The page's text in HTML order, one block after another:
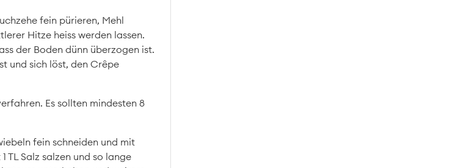
fein pürieren, Mehl
Hitze heiss werden lassen.
der Boden dünn überzogen ist.
und sich löst, den Crêpe
Es sollten mindesten 8
fein schneiden und mit
TL Salz salzen und so lange